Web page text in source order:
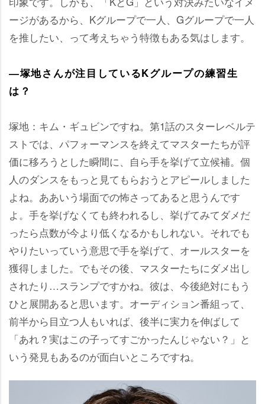
ージがあるから、Kグループで一人、Gグループで一人
を推したい、って考えちゃう特徴もある気はします。
―塚地さんが注目しているKグループの練習生
は？
塚地：キム・ギュビンですね。第1話のスターレベルテ
ストでは、パフォーマンスを終えてマスターたちが評
価に移ろうとした瞬間に、自ら手を挙げて立候補。個
人のダンスをもっと見てもらおうとアピールしました
よね。ああいう場面での怖さってあると思うんです
よ。手を挙げなくても終われるし、挙げてみてダメだ
ったら点数が今より低くなるかもしれない。それでも
りたいっていう意思で手を挙げて、オールスターを
獲得しました。でもその後、マスターたちにダメ出し
されたり…スランプですかね。彼は、今後絶対にもう
ひと展開あると思います。オーディション番組って、
前半から目立つ人もいれば、後半に実力を伸ばして
「あれ？実はこの子ってすごかったんじゃない？」と
いう発見もあるのが面白いところですね。